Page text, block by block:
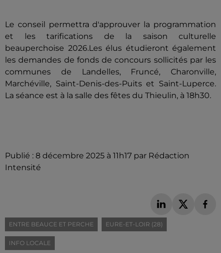
Le conseil permettra d'approuver la programmation
et les tarifications de la saison culturelle
beauperchoise 2026.Les élus étudieront également
les demandes de fonds de concours sollicités par les
communes de Landelles, Fruncé, Charonville,
Marchéville, Saint-Denis-des-Puits et Saint-Luperce.
La séance est à la salle des fêtes du Thieulin, à 18h30.
Publié : 8 décembre 2025 à 11h17 par Rédaction
Intensité
ENTRE BEAUCE ET PERCHE EURE-ET-LOIR (28)
INFO LOCALE